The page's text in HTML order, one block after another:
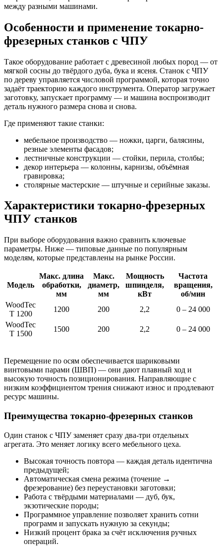
между разными машинами.
Особенности и применение токарно-
фрезерных станков с ЧПУ
Такое оборудование работает с древесиной любых пород — от
мягкой сосны до твёрдого дуба, бука и ясеня. Станок с ЧПУ
по дереву управляется числовой программой, которая точно
задаёт траекторию каждого инструмента. Оператор загружает
заготовку, запускает программу — и машина воспроизводит
деталь нужного размера снова и снова.
Где применяют такие станки:
мебельное производство — ножки, царги, балясины,
резные элементы фасадов;
лестничные конструкции — стойки, перила, столбы;
декор интерьера — колонны, карнизы, объёмная
гравировка;
столярные мастерские — штучные и серийные заказы.
Характеристики токарно-фрезерных
ЧПУ станков
При выборе оборудования важно сравнить ключевые
параметры. Ниже — типовые данные по популярным
моделям, которые представлены на рынке России.
Модель
Макс. длина
обработки,
мм
Макс.
диаметр,
мм
Мощность
шпинделя,
кВт
Частота
вращения,
об/мин
WoodTec
T 1200
1200 200 2,2
0 – 24 000
WoodTec
T 1500
1500 200 2,2 0 – 24 000
Перемещение по осям обеспечивается шариковыми
винтовыми парами (ШВП) — они дают плавный ход и
высокую точность позиционирования. Направляющие с
низким коэффициентом трения снижают износ и продлевают
ресурс машины.
Преимущества токарно-фрезерных станков
Один станок с ЧПУ заменяет сразу два-три отдельных
агрегата. Это меняет логику всего мебельного цеха.
Высокая точность повтора — каждая деталь идентична
предыдущей;
Автоматическая смена режима (точение →
фрезерование) без переустановки заготовки;
Работа с твёрдыми материалами — дуб, бук,
экзотические породы;
Программное управление позволяет хранить сотни
программ и запускать нужную за секунды;
Низкий процент брака за счёт исключения ручных
операций.